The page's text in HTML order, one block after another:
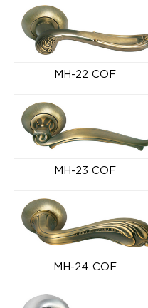
MH-22 COF
MH-23 COF
MH-24 COF